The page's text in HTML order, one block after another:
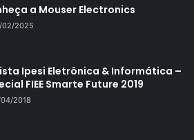
a Mouser Electronics
02/2025
Ipesi Eletrônica & Informática –
FIEE Smarte Future 2019
2018